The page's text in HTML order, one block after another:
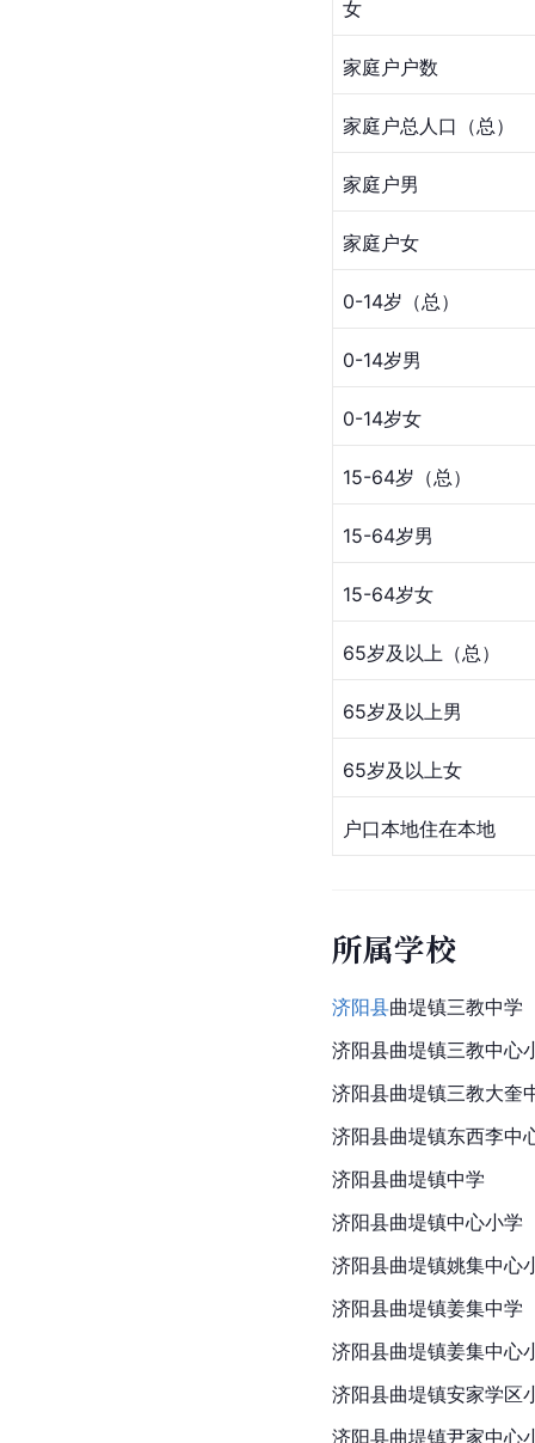
女
家庭户户数
家庭户总人口（总）
家庭户男
家庭户女
0-14岁（总）
0-14岁男
0-14岁女
15-64岁（总）
15-64岁男
15-64岁女
65岁及以上（总）
65岁及以上男
65岁及以上女
户口本地住在本地
所属学校
济阳县曲堤镇三教中学
济阳县曲堤镇三教中心
济阳县曲堤镇三教大奎
济阳县曲堤镇东西李中
济阳县曲堤镇中学
济阳县曲堤镇中心小学
济阳县曲堤镇姚集中心
济阳县曲堤镇姜集中学
济阳县曲堤镇姜集中心
济阳县曲堤镇安家学区
济阳县曲堤镇尹家中心